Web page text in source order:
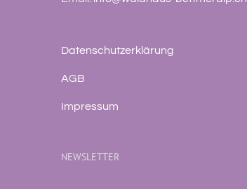
Datenschutzerklärung
AGB
Impressum
NEWSLETTER